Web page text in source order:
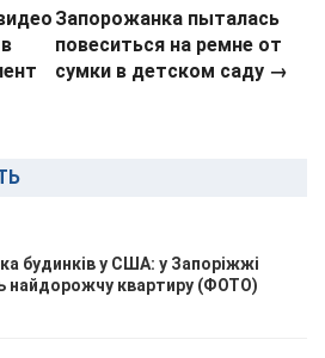
Запорожанка пыталась
повеситься на ремне от
сумки в детском саду →
будинків у США: у Запоріжжі
найдорожчу квартиру (ФОТО)